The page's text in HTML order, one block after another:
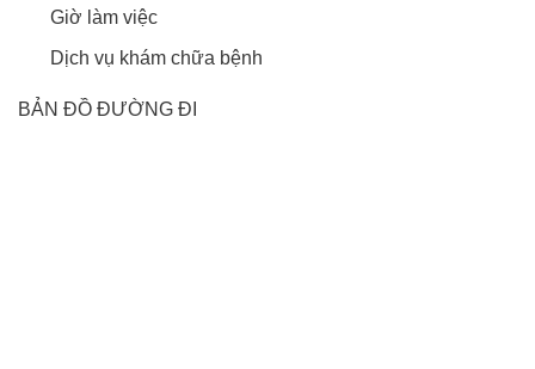
Giờ làm việc
Dịch vụ khám chữa bệnh
BẢN ĐỒ ĐƯỜNG ĐI